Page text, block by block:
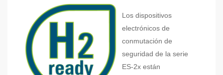
Los dispositivos
electrónicos de
conmutación de
seguridad de la serie
ES-2x están